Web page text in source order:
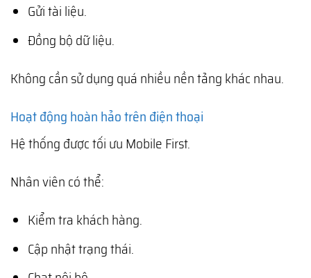
Gửi tài liệu.
Đồng bộ dữ liệu.
Không cần sử dụng quá nhiều nền tảng khác nhau.
Hoạt động hoàn hảo trên điện thoại
Hệ thống được tối ưu Mobile First.
Nhân viên có thể:
Kiểm tra khách hàng.
Cập nhật trạng thái.